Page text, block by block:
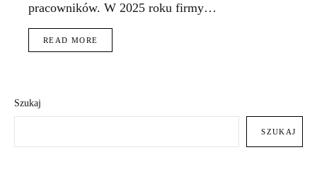
pracowników. W 2025 roku firmy…
READ MORE
Szukaj
SZUKAJ